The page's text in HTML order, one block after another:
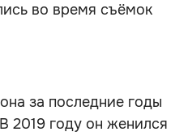
во время съёмок
за последние годы
2019 году он женился